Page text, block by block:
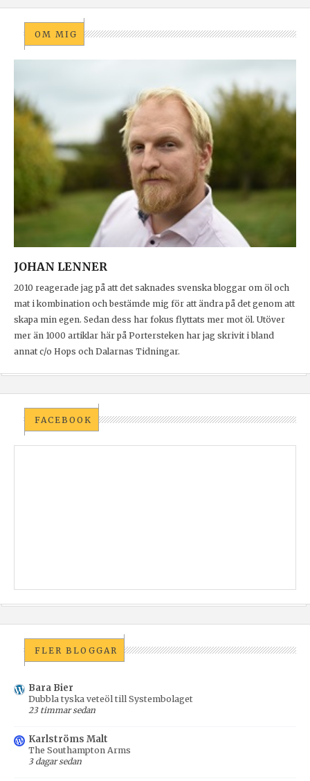
OM MIG
JOHAN LENNER
2010 reagerade jag på att det saknades svenska bloggar om öl och
mat i kombination och bestämde mig för att ändra på det genom att
skapa min egen. Sedan dess har fokus flyttats mer mot öl. Utöver
mer än 1000 artiklar här på Portersteken har jag skrivit i bland
annat c/o Hops och Dalarnas Tidningar.
FACEBOOK
FLER BLOGGAR
Bara Bier
Dubbla tyska veteöl till Systembolaget
23 timmar sedan
Karlströms Malt
The Southampton Arms
3 dagar sedan